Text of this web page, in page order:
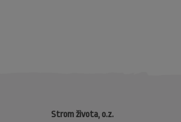
Strom života, o.z.